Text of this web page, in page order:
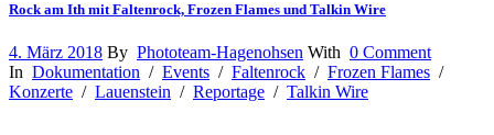
Rock am Ith mit Faltenrock, Frozen Flames und Talkin Wire
4. März 2018 By Phototeam-Hagenohsen With 0 Comment
In Dokumentation / Events / Faltenrock / Frozen Flames /
Konzerte / Lauenstein / Reportage / Talkin Wire